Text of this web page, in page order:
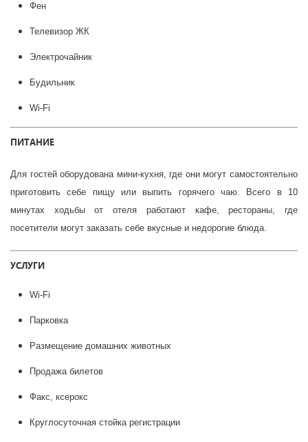
Фен
Телевизор ЖК
Электрочайник
Будильник
Wi-Fi
ПИТАНИЕ
Для гостей оборудована мини-кухня, где они могут самостоятельно
приготовить себе пищу или выпить горячего чаю. Всего в 10
минутах ходьбы от отеля работают кафе, рестораны, где
посетители могут заказать себе вкусные и недорогие блюда.
УСЛУГИ
Wi-Fi
Парковка
Размещение домашних животных
Продажа билетов
Факс, ксерокс
Круглосуточная стойка регистрации